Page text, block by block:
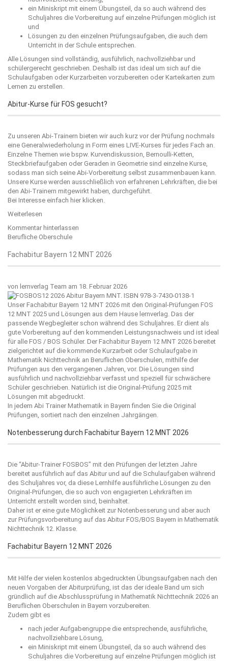
ein Miniskript mit einem Übungsteil, da so auch während des
Schuljahres die Vorbereitung auf einzelne Prüfungen möglich ist
und
Lösungen zu den einzelnen Prüfungsaufgaben, die auch dem
Unterricht in der Schule entsprechen.
Alle Lösungen sind vollständig, ausführlich, nachvollziehbar und
schülergerecht geschrieben. Deshalb ist das ideal um sich auf die
Schulaufgaben oder Kurzarbeiten vorzubereiten oder Karteikarten zum
Lernen zu erstellen.
Abitur-Kurse für FOS gesucht?
Zu unseren Abi-Trainern bieten wir auch kurz vor der Prüfung nochmals
eine Generalwiederholung in Form eines LIVE-Kurses für jedes Fach an.
Einzelne Themen wie bspw. Kurvendiskussion, Bernoulli-Ketten,
Steckbriefaufgaben oder Geraden in Geometrie sind einzelne Kurse,
sodass man sich seine Abi-Vorbereitung selbst zusammenbauen kann.
Unsere Kurse werden ausschließlich von erfahrenen Lehrkräften, die bei
den Abi-Trainern mitgewirkt haben, durchgeführt.
Bei Interesse einfach hier klicken.
Weiterlesen
Kommentar hinterlassen
Berufliche Oberschule
Fachabitur Bayern 12 MNT 2026
von lernverlag Team am 18. Februar 2026
Unser Fachabitur Bayern 12 MNT 2026 mit den Original-Prüfungen FOS
12 MNT 2025 und Lösungen aus dem Hause lernverlag. Das der
passende Wegbegleiter schon während des Schuljahres. Er dient als
gute Vorbereitung auf den kommenden Leistungsnachweis und ist ideal
für alle FOS / BOS Schüler. Der Fachabitur Bayern 12 MNT 2026 bereitet
zielgerichtet auf die kommende Kurzarbeit oder Schulaufgabe in
Mathematik Nichttechnik an Beruflichen Oberschulen, mithilfe der
Prüfungen aus den vergangenen Jahren, vor. Die Lösungen sind
ausführlich und nachvollziehbar verfasst und speziell für schwächere
Schüler geschrieben. Natürlich ist die Original-Prüfung 2025 mit
Lösungen mit abgedruckt.
In jedem Abi Trainer Mathematik in Bayern finden Sie die Original
Prüfungen, sortiert nach den einzelnen Jahrgängen.
Notenbesserung durch Fachabitur Bayern 12 MNT 2026
Die “Abitur-Trainer FOSBOS” mit den Prüfungen der letzten Jahre
bereitet ausführlich auf das Abitur und auf die Schulaufgaben während
des Schuljahres vor, da diese Lernhilfe ausführliche Lösungen zu den
Original-Prüfungen, die so auch von engagierten Lehrkräften im
Unterricht erstellt worden sind, beinhaltet.
Daher ist er eine gute Möglichkeit zur Notenbesserung und aber auch
zur Prüfungsvorbereitung auf das Abitur FOS/BOS Bayern in Mathematik
Nichttechnik 12. Klasse.
Fachabitur Bayern 12 MNT 2026
Mit Hilfe der vielen kostenlos abgedruckten Übungsaufgaben nach den
neuen Vorgaben der Abiturprüfung, ist das der ideale Band um sich
gründlich auf die Abschlussprüfung in Mathematik Nichttechnik 2026 an
Beruflichen Oberschulen in Bayern vorzubereiten.
Zudem gibt es
nach jeder Aufgabengruppe die entsprechende, ausführliche,
nachvollziehbare Lösung,
ein Miniskript mit einem Übungsteil, da so auch während des
Schuljahres die Vorbereitung auf einzelne Prüfungen möglich ist